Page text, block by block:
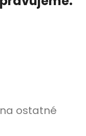
ostatné